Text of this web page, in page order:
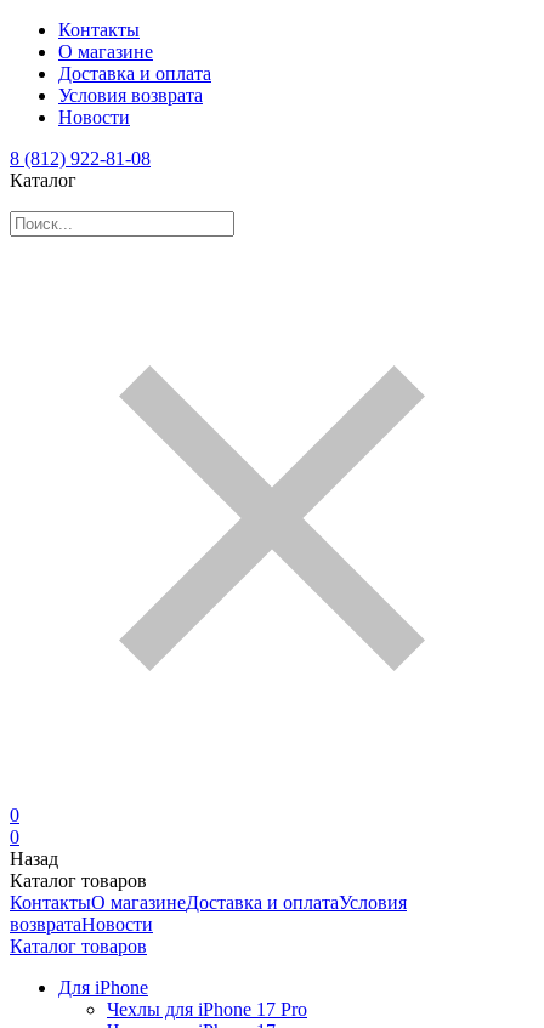
Контакты
О магазине
Доставка и оплата
Условия возврата
Новости
8 (812) 922-81-08
Каталог
0
0
Назад
Каталог товаров
КонтактыО магазинеДоставка и оплатаУсловия
возвратаНовости
Каталог товаров
Для iPhone
Чехлы для iPhone 17 Pro